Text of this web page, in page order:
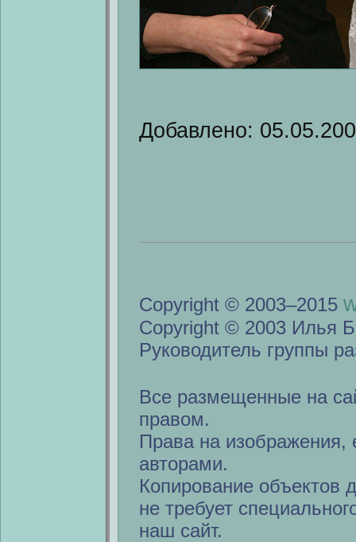
Добавлено:
Copyright © 2003–2015
Copyright © 2003 Илья
Руководитель группы
Все размещенные на
правом.
Права на изображения,
авторами.
Копирование объектов
не требует
наш сайт.